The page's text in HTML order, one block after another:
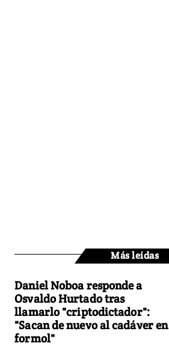
Más leídas
Daniel Noboa responde a
Osvaldo Hurtado tras
llamarlo "criptodictador":
"Sacan de nuevo al cadáver en
formol"